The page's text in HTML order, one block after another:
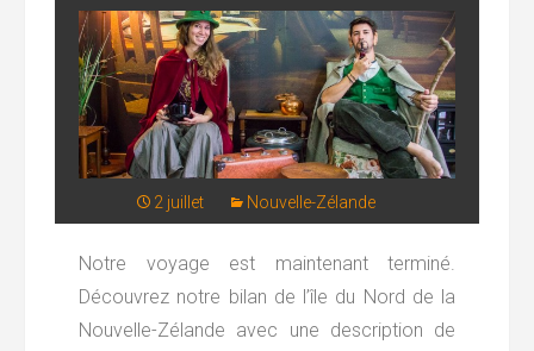
2 juillet Nouvelle-Zélande
Notre voyage est maintenant terminé.
Découvrez notre bilan de l’île du Nord de la
Nouvelle-Zélande avec une description de